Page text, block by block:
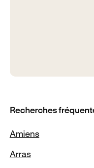
Recherches
Amiens
Arras